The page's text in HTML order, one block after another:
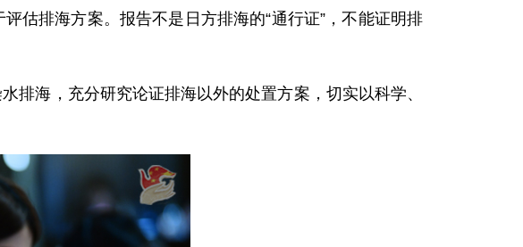
估排海方案。报告不是日方排海的“通行证”，不能证明排
排海，充分研究论证排海以外的处置方案，切实以科学、